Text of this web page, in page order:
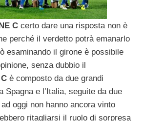
C certo dare una risposta non è
perché il verdetto potrà emanarlo
esaminando il girone è possibile
senza dubbio il
è composto da due grandi
Spagna e l’Italia, seguite da due
oggi non hanno ancora vinto
ritagliarsi il ruolo di sorpresa